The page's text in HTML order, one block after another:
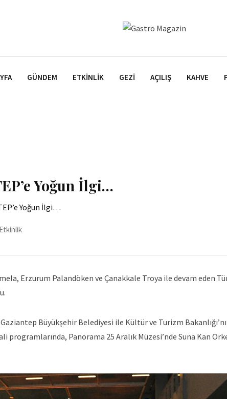
GÜNDEM ETKINLIK GEZI AÇILIŞ KAHVE
Yoğun İlgi…
Yoğun İlgi…
Etkinlik
Erzurum Palandöken ve Çanakkale Troya ile devam eden
Büyükşehir Belediyesi ile Kültür ve Turizm
programlarında, Panorama 25 Aralık Müzesi’nde Suna Kan